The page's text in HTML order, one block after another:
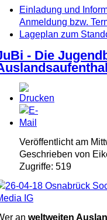
Einladung und
Anmeldung bzw.
Lageplan zum
- Die
Veröffentlicht am
Geschrieben von
Zugriffe: 519
an weltweiten